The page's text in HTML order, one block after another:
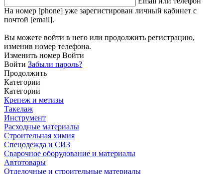
На номер [phone] уже зарегистирован личный кабинет с
почтой [email].
Вы можете войти в него или продолжить регистрацию,
изменив номер телефона.
Изменить номер Войти
Войти Забыли пароль?
Продолжить
Категории
Категории
Крепеж и метизы
Такелаж
Инструмент
Расходные материалы
Строительная химия
Спецодежда и СИЗ
Сварочное оборудование и материалы
Автотовары
Отделочные и строительные материалы